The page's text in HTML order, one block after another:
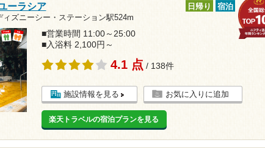
ーラシア
ィズニーシー・ステーション駅524m
日帰り 宿泊
■営業時間 11:00～25:00
■入浴料 2,100円～
4.1 点 / 138件
施設情報を見る お気に入りに追加
楽天トラベルの宿泊プランを見る